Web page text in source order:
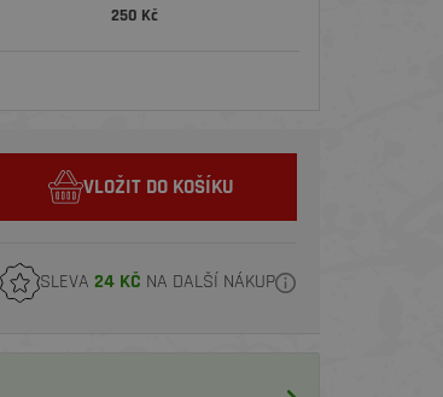
250 Kč
VLOŽIT DO KOŠÍKU
SLEVA 24 KČ NA DALŠÍ NÁKUP